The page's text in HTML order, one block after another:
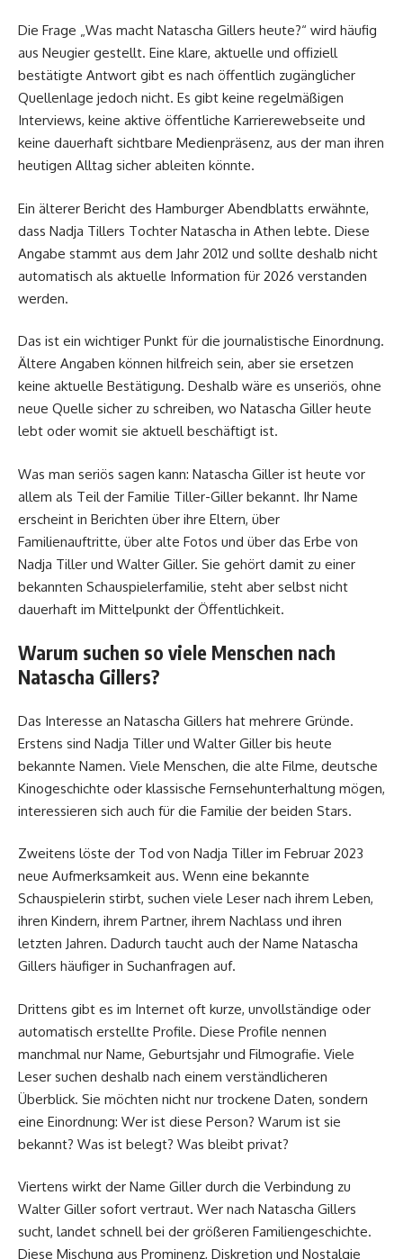
Die Frage „Was macht Natascha Gillers heute?“ wird häufig
aus Neugier gestellt. Eine klare, aktuelle und offiziell
bestätigte Antwort gibt es nach öffentlich zugänglicher
Quellenlage jedoch nicht. Es gibt keine regelmäßigen
Interviews, keine aktive öffentliche Karrierewebseite und
keine dauerhaft sichtbare Medienpräsenz, aus der man ihren
heutigen Alltag sicher ableiten könnte.
Ein älterer Bericht des Hamburger Abendblatts erwähnte,
dass Nadja Tillers Tochter Natascha in Athen lebte. Diese
Angabe stammt aus dem Jahr 2012 und sollte deshalb nicht
automatisch als aktuelle Information für 2026 verstanden
werden.
Das ist ein wichtiger Punkt für die journalistische Einordnung.
Ältere Angaben können hilfreich sein, aber sie ersetzen
keine aktuelle Bestätigung. Deshalb wäre es unseriös, ohne
neue Quelle sicher zu schreiben, wo Natascha Giller heute
lebt oder womit sie aktuell beschäftigt ist.
Was man seriös sagen kann: Natascha Giller ist heute vor
allem als Teil der Familie Tiller-Giller bekannt. Ihr Name
erscheint in Berichten über ihre Eltern, über
Familienauftritte, über alte Fotos und über das Erbe von
Nadja Tiller und Walter Giller. Sie gehört damit zu einer
bekannten Schauspielerfamilie, steht aber selbst nicht
dauerhaft im Mittelpunkt der Öffentlichkeit.
Warum suchen so viele Menschen nach
Natascha Gillers?
Das Interesse an Natascha Gillers hat mehrere Gründe.
Erstens sind Nadja Tiller und Walter Giller bis heute
bekannte Namen. Viele Menschen, die alte Filme, deutsche
Kinogeschichte oder klassische Fernsehunterhaltung mögen,
interessieren sich auch für die Familie der beiden Stars.
Zweitens löste der Tod von Nadja Tiller im Februar 2023
neue Aufmerksamkeit aus. Wenn eine bekannte
Schauspielerin stirbt, suchen viele Leser nach ihrem Leben,
ihren Kindern, ihrem Partner, ihrem Nachlass und ihren
letzten Jahren. Dadurch taucht auch der Name Natascha
Gillers häufiger in Suchanfragen auf.
Drittens gibt es im Internet oft kurze, unvollständige oder
automatisch erstellte Profile. Diese Profile nennen
manchmal nur Name, Geburtsjahr und Filmografie. Viele
Leser suchen deshalb nach einem verständlicheren
Überblick. Sie möchten nicht nur trockene Daten, sondern
eine Einordnung: Wer ist diese Person? Warum ist sie
bekannt? Was ist belegt? Was bleibt privat?
Viertens wirkt der Name Giller durch die Verbindung zu
Walter Giller sofort vertraut. Wer nach Natascha Gillers
sucht, landet schnell bei der größeren Familiengeschichte.
Diese Mischung aus Prominenz, Diskretion und Nostalgie